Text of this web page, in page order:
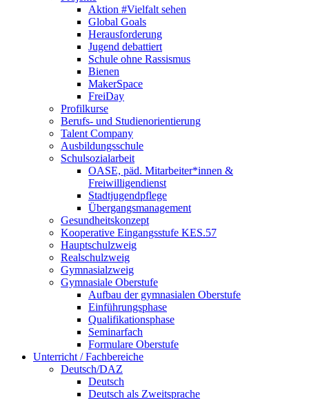
Aktion #Vielfalt sehen
Global Goals
Herausforderung
Jugend debattiert
Schule ohne Rassismus
Bienen
MakerSpace
FreiDay
Profilkurse
Berufs- und Studienorientierung
Talent Company
Ausbildungsschule
Schulsozialarbeit
OASE, päd. Mitarbeiter*innen &
Freiwilligendienst
Stadtjugendpflege
Übergangsmanagement
Gesundheitskonzept
Kooperative Eingangsstufe KES.57
Hauptschulzweig
Realschulzweig
Gymnasialzweig
Gymnasiale Oberstufe
Aufbau der gymnasialen Oberstufe
Einführungsphase
Qualifikationsphase
Seminarfach
Formulare Oberstufe
Unterricht / Fachbereiche
Deutsch/DAZ
Deutsch
Deutsch als Zweitsprache